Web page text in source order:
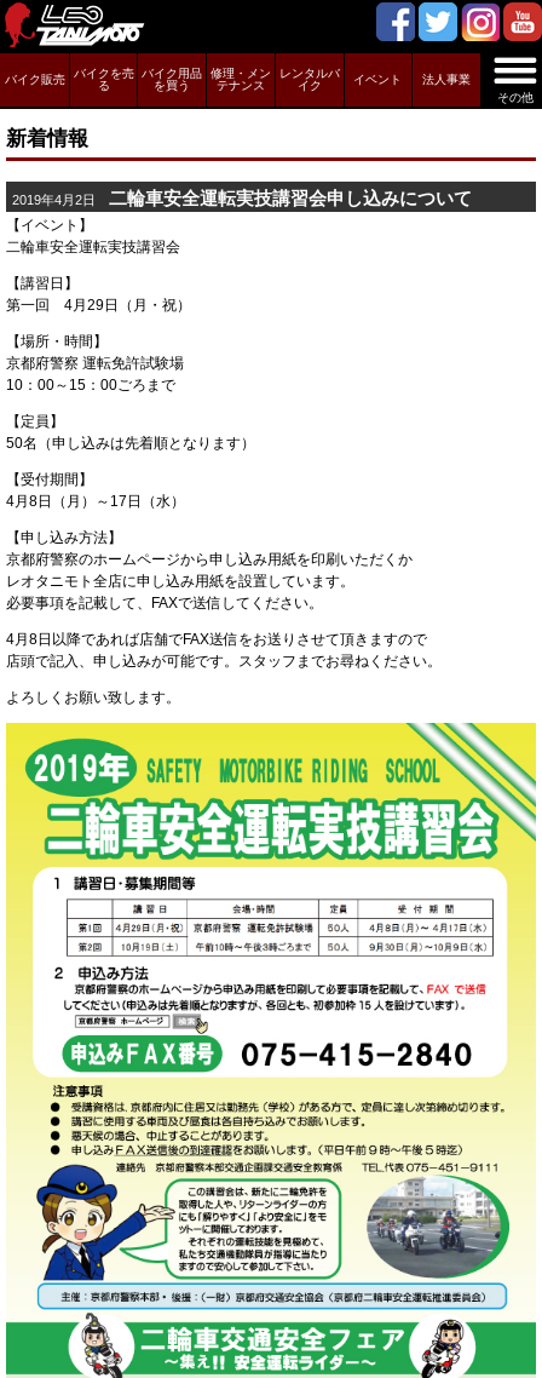
その他
バイク販売
バイクを売
る
バイク用品
を買う
修理・メン
テナンス
レンタルバ
イク
イベント 法人事業
新着情報
2019年4月2日 二輪車安全運転実技講習会申し込みについて
【イベント】
二輪車安全運転実技講習会
【講習日】
第一回 4月29日（月・祝）
【場所・時間】
京都府警察 運転免許試験場
10：00～15：00ごろまで
【定員】
50名（申し込みは先着順となります）
【受付期間】
4月8日（月）～17日（水）
【申し込み方法】
京都府警察のホームページから申し込み用紙を印刷いただくか
レオタニモト全店に申し込み用紙を設置しています。
必要事項を記載して、FAXで送信してください。
4月8日以降であれば店舗でFAX送信をお送りさせて頂きますので
店頭で記入、申し込みが可能です。スタッフまでお尋ねください。
よろしくお願い致します。